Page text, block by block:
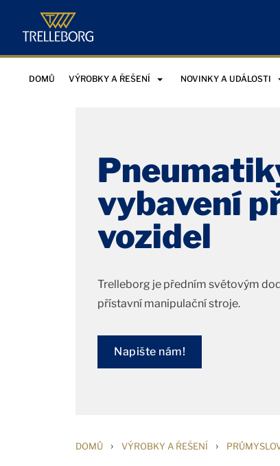
DOMŮ VÝROBKY A ŘEŠENÍ NOVINKY A UDÁLOSTI
vybavení
vozidel
Trelleborg je předním světovým
přístavní manipulační stroje.
Napište nám!
DOMŮ › VÝROBKY A ŘEŠENÍ ›